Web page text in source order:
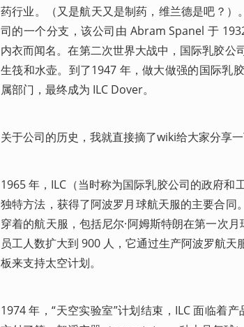
药行业。（又是航天又是制药，维兰德是吧？
司的一个分支，该公司由 Abram Spanel 于
内衣而闻名。在第二次世界大战中，国际乳胶公
生筏和水壶。到了1947 年，做大做强的国际乳
属部门，最终成为 ILC Dover。
关于公司的历史，我就直接摘了wiki给大家分享一
1965 年，ILC（当时称为国际乳胶公司的政府
独特方法，获得了阿波罗月球航天服的主要合同
穿着的航天服，包括尼尔·阿姆斯特朗在第一次
员工人数扩大到 900 人，它通过生产阿波罗航
板来支持太空计划。
1974 年，“天空实验室”计划结束，ILC 面临着